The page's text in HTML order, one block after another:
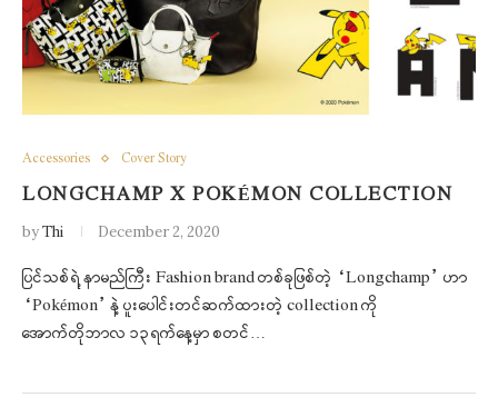
Accessories Cover Story
LONGCHAMP X POKÉMON COLLECTION
byThi December 2, 2020
ပြင်သစ်ရဲ့ နာမည်ကြီး Fashion brand တစ်ခုဖြစ်တဲ့ “Longchamp” ဟာ
“Pokémon” နဲ့ ပူးပေါင်းတင်ဆက်ထားတဲ့ collection ကို
အောက်တိုဘာလ ၁၃ရက်နေ့မှာ စတင်…